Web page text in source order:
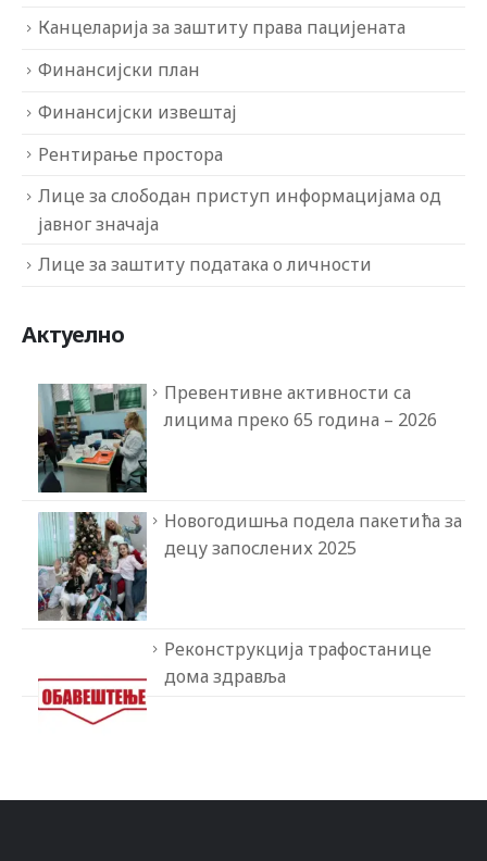
Канцеларија за заштиту права пацијената
Финансијски план
Финансијски извештај
Рентирање простора
Лице за слободан приступ информацијама од
јавног значаја
Лице за заштиту података о личности
Актуелно
Превентивне активности са
лицима преко 65 година – 2026
Новогодишња подела пакетића за
децу запослених 2025
Реконструкција трафостанице
дома здравља